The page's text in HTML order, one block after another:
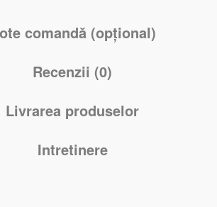
comandă (opțional)
Recenzii (0)
Livrarea produselor
Intretinere